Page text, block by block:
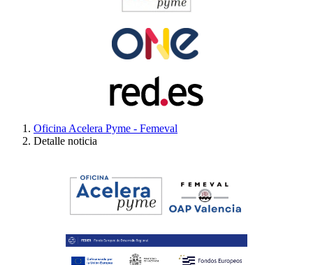
Oficina Acelera Pyme - Femeval
Detalle noticia